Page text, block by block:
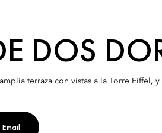
DOS
terraza con vistas a la Torre
Email